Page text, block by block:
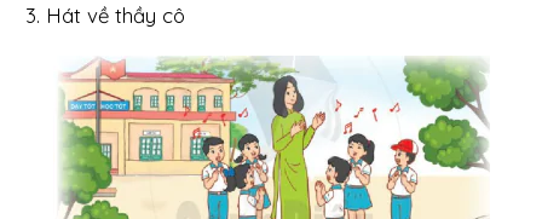
3. Hát về thầy cô